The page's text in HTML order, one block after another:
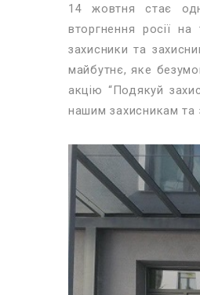
14 жовтня стає
вторгнення росії
захисники та
майбутнє, яке
акцію “Подякуй
нашим захисникам та